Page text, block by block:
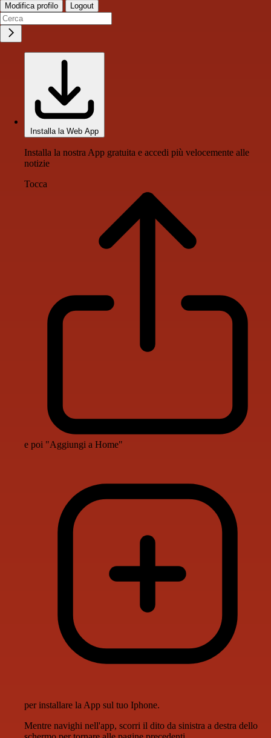
Modifica profilo Logout
Installa la Web App
Installa la nostra App gratuita e accedi più velocemente alle
notizie
Tocca
e poi "Aggiungi a Home"
per installare la App sul tuo Iphone.
Mentre navighi nell'app, scorri il dito da sinistra a destra dello